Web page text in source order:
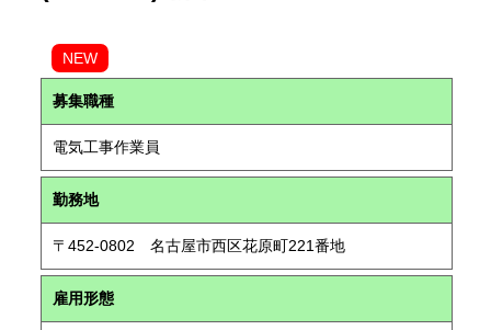
NEW
募集職種
電気工事作業員
勤務地
〒452-0802 名古屋市西区花原町221番地
雇用形態